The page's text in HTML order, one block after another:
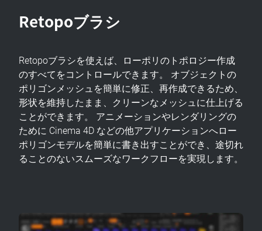
Retopoブラシ
Retopoブラシを使えば、ローポリのトポロジー作成
のすべてをコントロールできます。 オブジェクトの
ポリゴンメッシュを簡単に修正、再作成できるため、
形状を維持したまま、クリーンなメッシュに仕上げる
ことができます。 アニメーションやレンダリングの
ために Cinema 4D などの他アプリケーションへロー
ポリゴンモデルを簡単に書き出すことができ、途切れ
ることのないスムーズなワークフローを実現します。